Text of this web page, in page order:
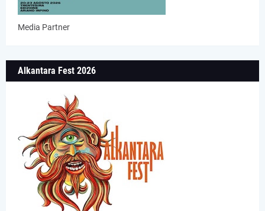
Media Partner
Alkantara Fest 2026